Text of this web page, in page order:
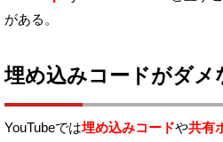
がある。
埋め込みコードがダメ
YouTubeでは埋め込みコードや共有